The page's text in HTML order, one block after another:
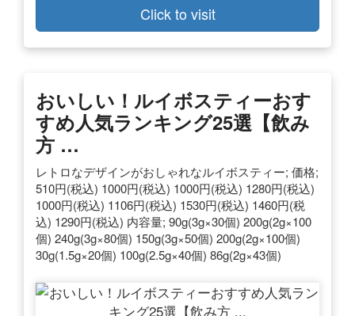
Click to visit
おいしい！ルイボスティーおす
すめ人気ランキング25選【飲み
方 …
レトロなデザインがおしゃれなルイボスティー; 価格;
510円(税込) 1000円(税込) 1000円(税込) 1280円(税込)
1000円(税込) 1106円(税込) 1530円(税込) 1460円(税
込) 1290円(税込) 内容量; 90g(3g×30個) 200g(2g×100
個) 240g(3g×80個) 150g(3g×50個) 200g(2g×100個)
30g(1.5g×20個) 100g(2.5g×40個) 86g(2g×43個)